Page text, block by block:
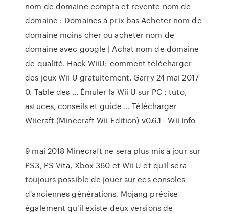
nom de domaine compta et revente nom de
domaine : Domaines à prix bas Acheter nom de
domaine moins cher ou acheter nom de
domaine avec google | Achat nom de domaine
de qualité. Hack WiiU: comment télécharger
des jeux Wii U gratuitement. Garry 24 mai 2017
0. Table des … Émuler la Wii U sur PC : tuto,
astuces, conseils et guide ... Télécharger
Wiicraft (Minecraft Wii Edition) v0.6.1 - Wii Info
9 mai 2018 Minecraft ne sera plus mis à jour sur
PS3, PS Vita, Xbox 360 et Wii U et qu'il sera
toujours possible de jouer sur ces consoles
d'anciennes générations. Mojang précise
également qu'il existe deux versions de